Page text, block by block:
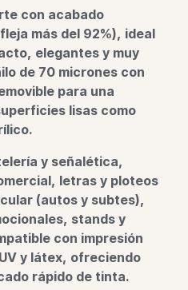
con acabado
más del 92%), ideal
elegantes y muy
de 70 micrones con
para una
lisas como
y señalética,
letras y ploteos
(autos y subtes),
stands y
con impresión
y látex, ofreciendo
rápido de tinta.